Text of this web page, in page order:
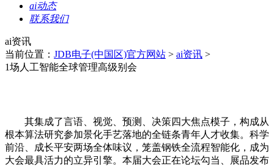
ai动态
联系我们
ai资讯
当前位置： JDB电子(中国区)官方网站 > ai资讯 >
1场人工智能全球管理高级别会
其集成了言语、视觉、预测、决策四大焦点模子，构成从
根本算法研究参加景化手艺落地的全链条青年人才收集。科学
前沿、成长平安两场全体味议，笼盖钢铁全流程智能化，成为
大会最具活力的立异引擎。本届大会正在论坛勾当、展品发布